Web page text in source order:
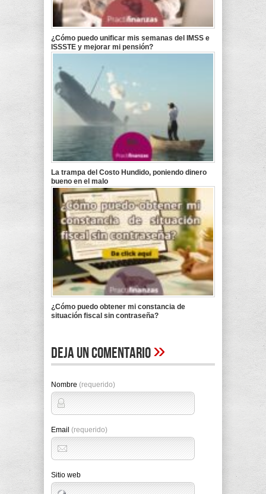
¿Cómo puedo unificar mis semanas del IMSS e
ISSSTE y mejorar mi pensión?
La trampa del Costo Hundido, poniendo dinero
bueno en el malo
¿Cómo puedo obtener mi constancia de
situación fiscal sin contraseña?
Deja un comentario»
Nombre (requerido)
Email (requerido)
Sitio web